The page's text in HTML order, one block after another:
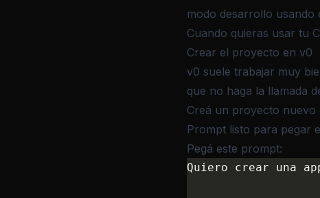
modo desarrollo usando
Cuando quieras usar tu
Crear el proyecto en v0
v0 suele trabajar muy
que no haga la llamada
Creá un proyecto
Prompt listo para pegar
Pegá este prompt:
Quiero crear una